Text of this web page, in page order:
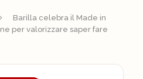
Barilla celebra il Made in
per valorizzare saper fare